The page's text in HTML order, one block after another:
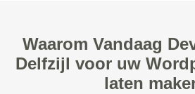
Waarom Vandaag
Delfzijl voor uw
laten